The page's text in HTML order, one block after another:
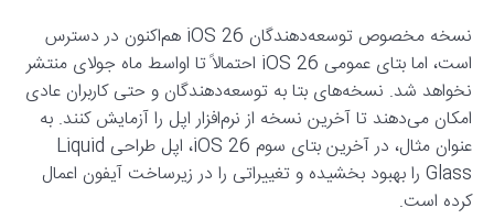
نسخه مخصوص توسعه‌دهندگان iOS 26 هم‌اکنون در دسترس
است، اما بتای عمومی iOS 26 احتمالاً تا اواسط ماه جولای منتشر
نخواهد شد. نسخه‌های بتا به توسعه‌دهندگان و حتی کاربران عادی
امکان می‌دهند تا آخرین نسخه از نرم‌افزار اپل را آزمایش کنند. به
عنوان مثال، در آخرین بتای سوم iOS 26، اپل طراحی Liquid
Glass را بهبود بخشیده و تغییراتی را در زیرساخت آیفون اعمال
کرده است.